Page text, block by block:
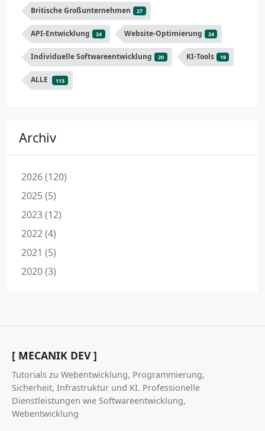
Britische Großunternehmen 27
API-Entwicklung 24 Website-Optimierung 24
Individuelle Softwareentwicklung 20 KI-Tools 19
ALLE 113
Archiv
2026 (120)
2025 (5)
2023 (12)
2022 (4)
2021 (5)
2020 (3)
[ MECANIK DEV ]
Tutorials zu Webentwicklung, Programmierung,
Sicherheit, Infrastruktur und KI. Professionelle
Dienstleistungen wie Softwareentwicklung,
Webentwicklung